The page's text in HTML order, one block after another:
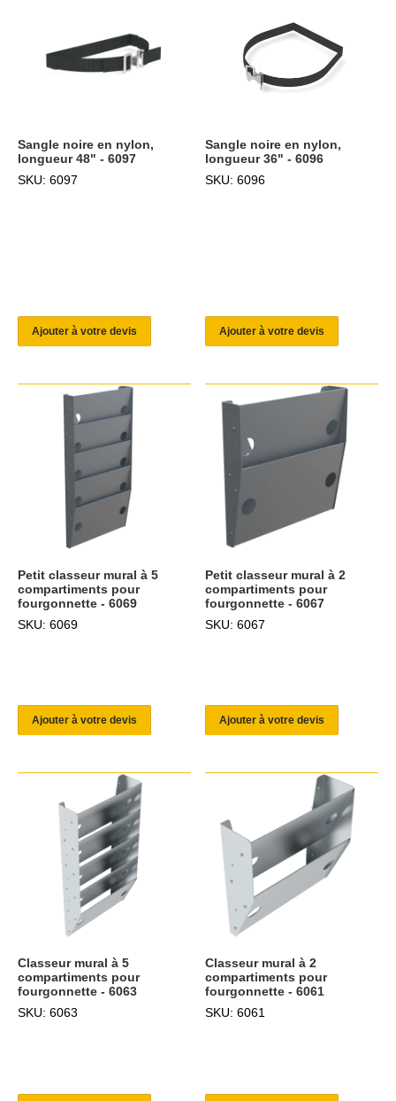
Sangle noire en nylon,
longueur 48" - 6097
SKU: 6097
Ajouter à votre devis
Sangle noire en nylon,
longueur 36" - 6096
SKU: 6096
Ajouter à votre devis
Petit classeur mural à 5
compartiments pour
fourgonnette - 6069
SKU: 6069
Ajouter à votre devis
Petit classeur mural à 2
compartiments pour
fourgonnette - 6067
SKU: 6067
Ajouter à votre devis
Classeur mural à 5
compartiments pour
fourgonnette - 6063
SKU: 6063
Classeur mural à 2
compartiments pour
fourgonnette - 6061
SKU: 6061